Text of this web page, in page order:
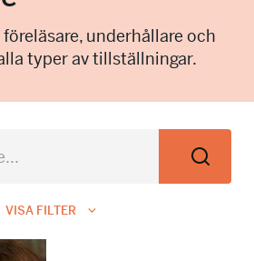
underhållare och
typer av tillställningar.
VISA FILTER